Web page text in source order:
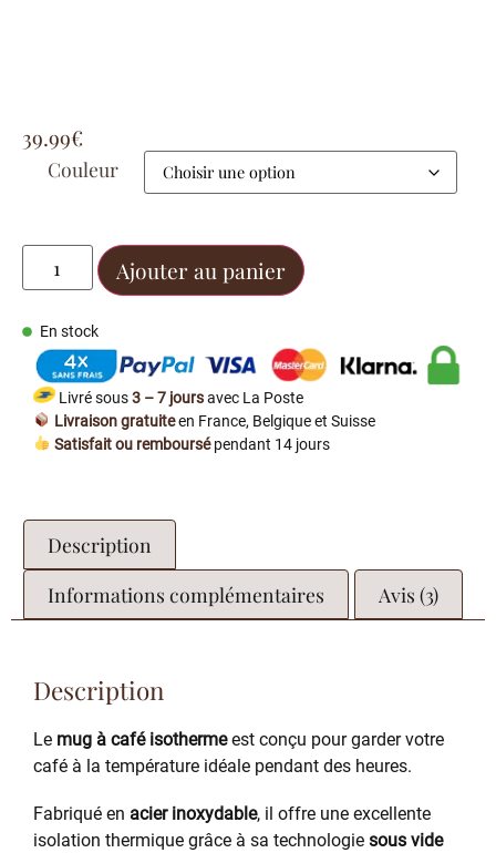
39.99€
Couleur
Ajouter au panier
En stock
Livré sous3 – 7 joursavec La Poste
Livraison gratuiteen France, Belgique et Suisse
Satisfait ou remboursépendant 14 jours
Description
Informations complémentaires
Avis (3)
Description
Le mug à café isothermeest conçu pour garder votre
café à la température idéale pendant des heures.
Fabriqué en acier inoxydable, il offre une excellente
isolation thermique grâce à sa technologie sous vide